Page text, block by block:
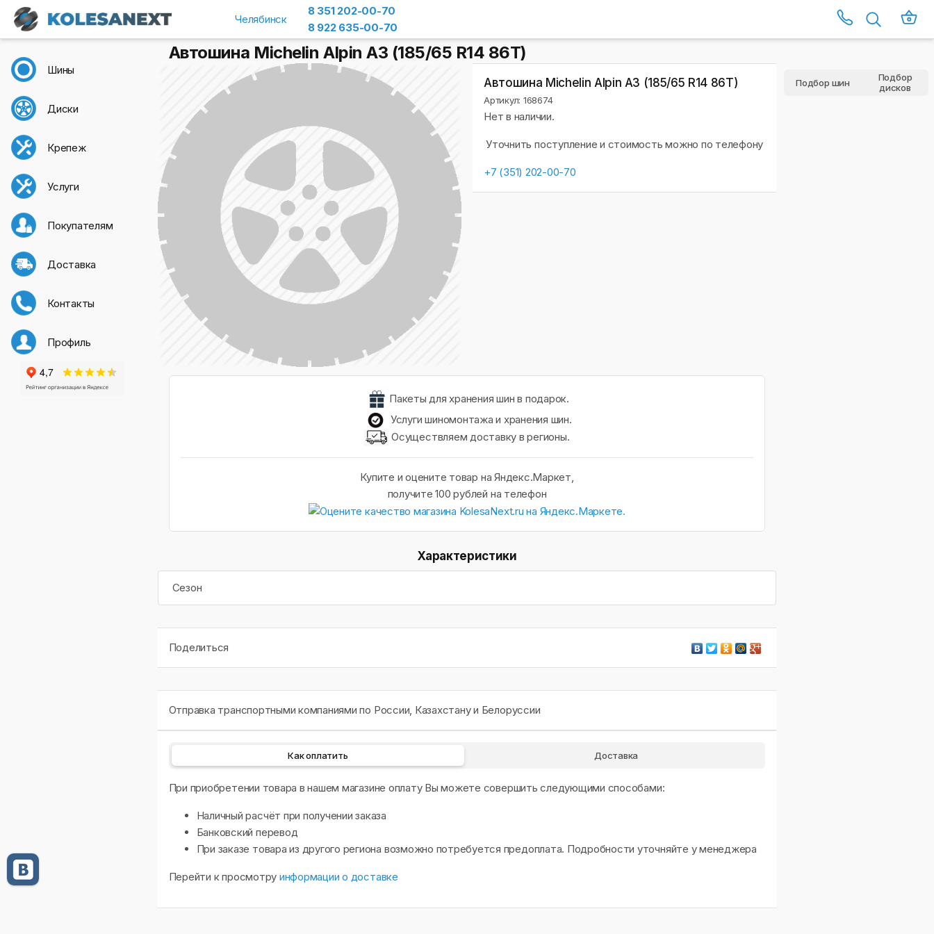
Челябинск
8 351 202-00-70
8 922 635-00-70
Шины
Диски
Крепеж
Услуги
Покупателям
Доставка
Контакты
Профиль
Автошина Michelin Alpin A3 (185/65 R14 86T)
Автошина Michelin Alpin A3 (185/65 R14 86T)
Артикул: 168674
Нет в наличии.
Уточнить поступление и стоимость можно по телефону
+7 (351) 202-00-70
Пакеты для хранения шин в подарок.
Услуги шиномонтажа и хранения шин.
Осуществляем доставку в регионы.
Купите и оцените товар на Яндекс.Маркет,
получите 100 рублей на телефон
Характеристики
Сезон
Поделиться
Отправка транспортными компаниями по России, Казахстану и Белоруссии
Как оплатить Доставка
При приобретении товара в нашем магазине оплату Вы можете совершить следующими способами:
Наличный расчёт при получении заказа
Банковский перевод
При заказе товара из другого региона возможно потребуется предоплата. Подробности уточняйте у менеджера
Перейти к просмотру информации о доставке
Подбор шин
Подбор
дисков